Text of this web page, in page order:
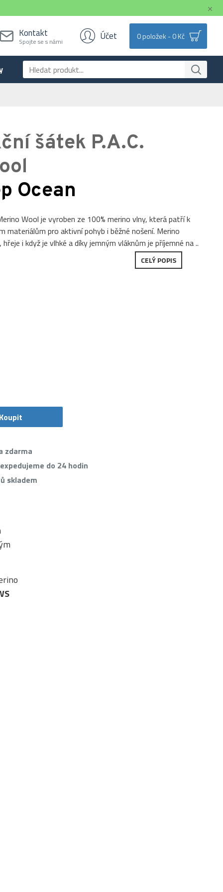
Kontakt
Spojte se s námi Účet 0 položek - 0 Kč
šátek P.A.C.
Ocean
Wool je vyroben ze 100% merino vlny, která patří k
materiálům pro aktivní pohyb i běžné nošení. Merino
i když je vlhké a díky jemným vláknům je příjemné na ..
CELÝ POPIS
zdarma
do 24 hodin
skladem